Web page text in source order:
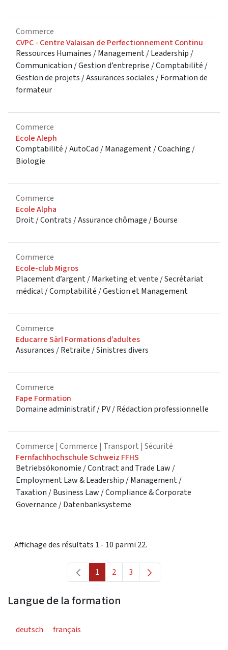
Commerce
CVPC - Centre Valaisan de Perfectionnement Continu
Ressources Humaines / Management / Leadership /
Communication / Gestion d’entreprise / Comptabilité /
Gestion de projets / Assurances sociales / Formation de
formateur
Commerce
Ecole Aleph
Comptabilité / AutoCad / Management / Coaching /
Biologie
Commerce
Ecole Alpha
Droit / Contrats / Assurance chômage / Bourse
Commerce
Ecole-club Migros
Placement d’argent / Marketing et vente / Secrétariat
médical / Comptabilité / Gestion et Management
Commerce
Educarre Sàrl Formations d’adultes
Assurances / Retraite / Sinistres divers
Commerce
Fape Formation
Domaine administratif / PV / Rédaction professionnelle
Commerce | Commerce | Transport | Sécurité
Fernfachhochschule Schweiz FFHS
Betriebsökonomie / Contract and Trade Law /
Employment Law & Leadership / Management /
Taxation / Business Law / Compliance & Corporate
Governance / Datenbanksysteme
Affichage des résultats 1 - 10 parmi 22.
Page
1 Page
2 Page
3
Langue de la formation
deutsch français